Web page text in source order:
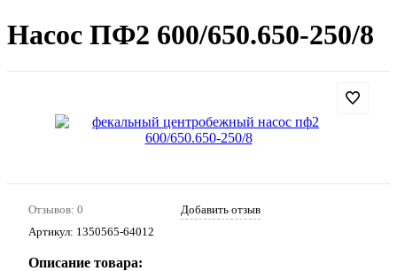
Насос ПФ2 600/650.650-250/8
Отзывов: 0
Добавить отзыв
Артикул: 1350565-64012
Описание товара: